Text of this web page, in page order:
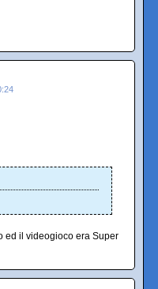
ed il videogioco era Super